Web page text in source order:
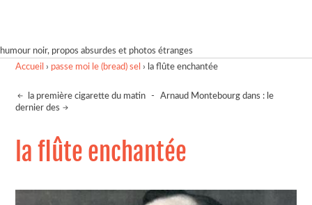
humour noir, propos absurdes et photos étranges
Accueil › passe moi le (bread) sel › la flûte enchantée
la première cigarette du matin -
Arnaud Montebourg dans : le
dernier des
la flûte enchantée